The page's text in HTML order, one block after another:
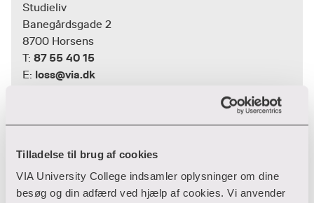
Tilladelse til brug af cookies
VIA University College indsamler oplysninger om dine
besøg og din adfærd ved hjælp af cookies. Vi anvender
Studieliv
Banegårdsgade 2
8700 Horsens
T: 87 55 40 15
E: loss@via.dk